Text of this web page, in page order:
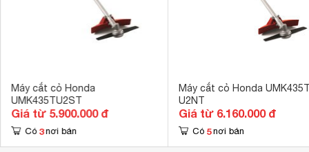
Máy cắt cỏ Honda
UMK435TU2ST
Giá từ 5.900.000 đ
Có 3 nơi bán
Máy cắt cỏ Honda
U2NT
Giá từ 6.160.000 đ
Có 5 nơi bán